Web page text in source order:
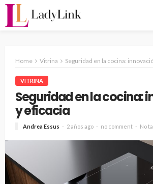
Home Vitrina Seguridad en la cocina:
VITRINA
Seguridad en la cocina:
y eficacia
Andrea Essus 2 años ago no comment No